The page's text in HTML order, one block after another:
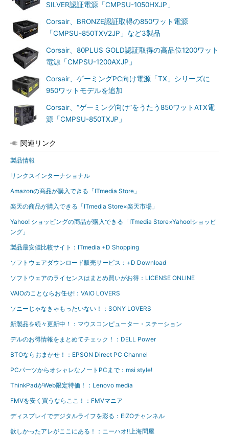
SILVER認証電源「CMPSU-1050HXJP」
Corsair、BRONZE認証取得の850ワット電源
「CMPSU-850TXV2JP」など3製品
Corsair、80PLUS GOLD認証取得の高品位1200ワット
電源「CMPSU-1200AXJP」
Corsair、ゲーミングPC向け電源「TX」シリーズに
950ワットモデルを追加
Corsair、“ゲーミング向け”をうたう850ワットATX電
源「CMPSU-850TXJP」
関連リンク
製品情報
リンクスインターナショナル
Amazonの商品が購入できる「ITmedia Store」
楽天の商品が購入できる「ITmedia Store×楽天市場」
Yahoo! ショッピングの商品が購入できる「ITmedia Store×Yahoo!ショッピ
ング」
製品最安値比較サイト：ITmedia +D Shopping
ソフトウェアダウンロード販売サービス：+D Download
ソフトウェアのライセンスはまとめ買いがお得：LICENSE ONLINE
VAIOのことならお任せ!：VAIO LOVERS
ソニーじゃなきゃもったいない！：SONY LOVERS
新製品を続々更新中！：マウスコンピューター・ステーション
デルのお得情報をまとめてチェック！：DELL Power
BTOならおまかせ！：EPSON Direct PC Channel
PCパーツからオシャレなノートPCまで：msi style!
ThinkPadがWeb限定特価！：Lenovo media
FMVを安く買うならここ！：FMVマニア
ディスプレイでデジタルライフを彩る：EIZOチャンネル
欲しかったアレがここにある！：ニーハオ!!上海問屋